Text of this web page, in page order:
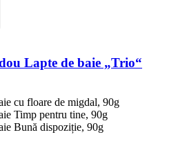
Lapte de baie „Trio“
cu floare de migdal, 90g
Timp pentru tine, 90g
Bună dispoziție, 90g